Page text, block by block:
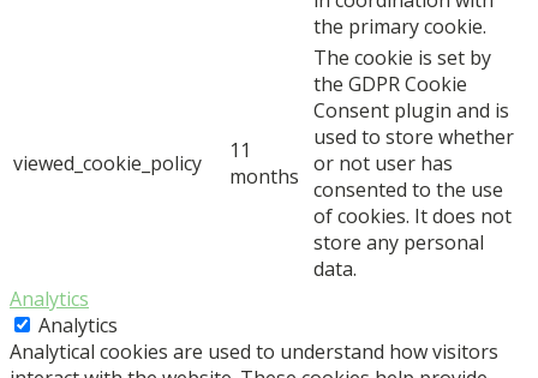
the primary cookie.
viewed_cookie_policy
11
months
The cookie is set by
the GDPR Cookie
Consent plugin and is
used to store whether
or not user has
consented to the use
of cookies. It does not
store any personal
data.
Analytics
Analytics
Analytical cookies are used to understand how visitors